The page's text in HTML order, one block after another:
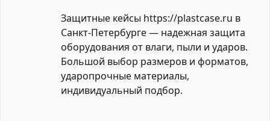
Защитные кейсы https://plastcase.ru в
Санкт-Петербурге — надежная защита
оборудования от влаги, пыли и ударов.
Большой выбор размеров и форматов,
ударопрочные материалы,
индивидуальный подбор.